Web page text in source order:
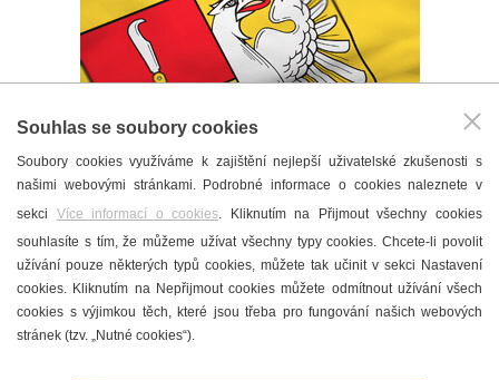
6 min
Z jednání rady: Město
pokračuje v přípravách na
možný odkup tržnice Pavlína
5. 8. 2026 ·Z města
Souhlas se soubory cookies
Soubory cookies využíváme k zajištění nejlepší uživatelské zkušenosti s
našimi webovými stránkami. Podrobné informace o cookies naleznete v
sekci Více informací o cookies. Kliknutím na Přijmout všechny cookies
souhlasíte s tím, že můžeme užívat všechny typy cookies. Chcete-li povolit
užívání pouze některých typů cookies, můžete tak učinit v sekci Nastavení
cookies. Kliknutím na Nepřijmout cookies můžete odmítnout užívání všech
cookies s výjimkou těch, které jsou třeba pro fungování našich webových
stránek (tzv. „Nutné cookies“).